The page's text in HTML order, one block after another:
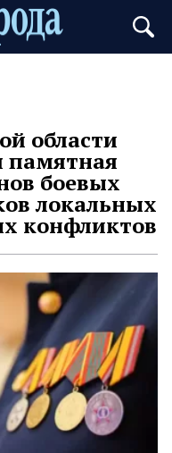
области
памятная
боевых
локальных
конфликтов